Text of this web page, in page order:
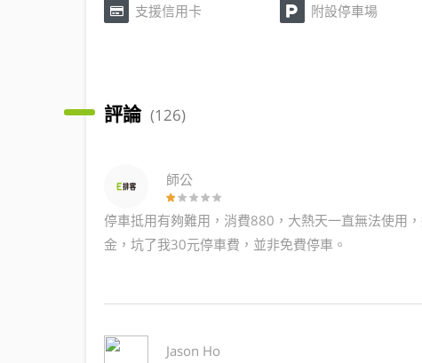
支援信用卡 附設停車場
評論 (126)
師公
停車抵用有夠難用，消費880，大熱天一直無法使用
金，坑了我30元停車費，並非免費停車。
Jason Ho